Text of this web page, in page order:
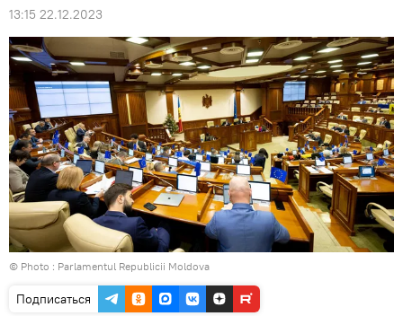
13:15 22.12.2023
© Photo : Parlamentul Republicii Moldova
Подписаться